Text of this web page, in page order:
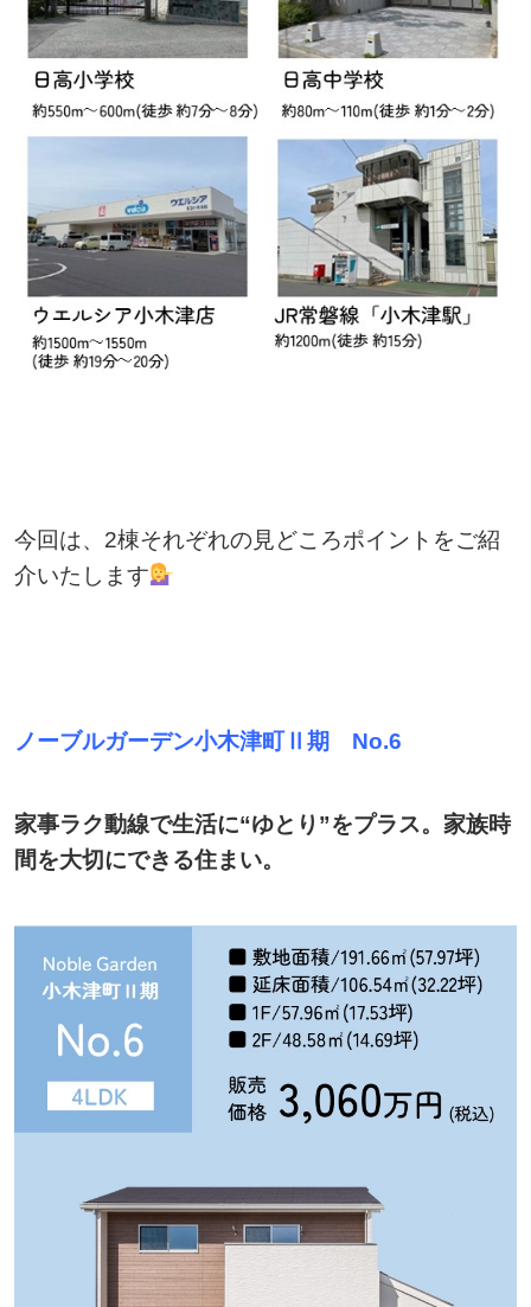
今回は、2棟それぞれの見どころポイントをご紹
介いたします
ノーブルガーデン小木津町Ⅱ期 No.6
家事ラク動線で生活に“ゆとり”をプラス。家族時
間を大切にできる住まい。